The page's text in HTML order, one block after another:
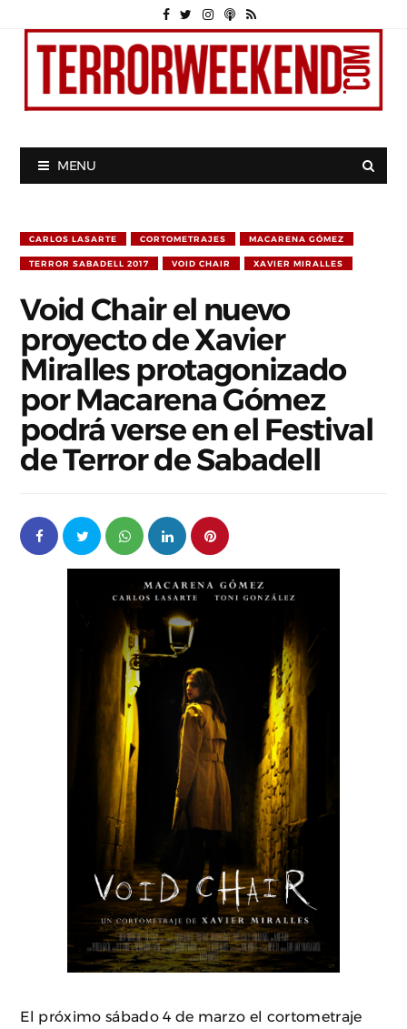
MENU
CARLOS LASARTE CORTOMETRAJES MACARENA GÓMEZ
TERROR SABADELL 2017 VOID CHAIR XAVIER MIRALLES
Void Chair el nuevo
proyecto de Xavier
Miralles protagonizado
por Macarena Gómez
podrá verse en el Festival
de Terror de Sabadell
El próximo sábado 4 de marzo el cortometraje